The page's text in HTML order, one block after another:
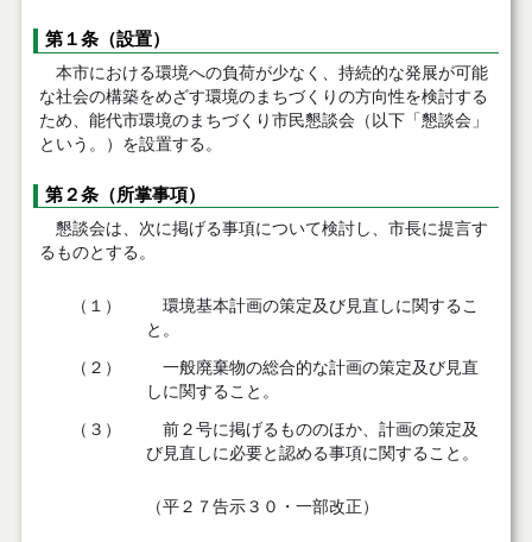
第１条（設置）
本市における環境への負荷が少なく、持続的な発展が可能
な社会の構築をめざす環境のまちづくりの方向性を検討する
ため、能代市環境のまちづくり市民懇談会（以下「懇談会」
という。）を設置する。
第２条（所掌事項）
懇談会は、次に掲げる事項について検討し、市長に提言す
るものとする。
（１）
環境基本計画の策定及び見直しに関するこ
と。
（２）
一般廃棄物の総合的な計画の策定及び見直
しに関すること。
（３）
前２号に掲げるもののほか、計画の策定及
び見直しに必要と認める事項に関すること。
（平２７告示３０・一部改正）